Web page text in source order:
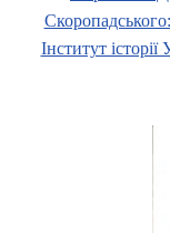
Інститут